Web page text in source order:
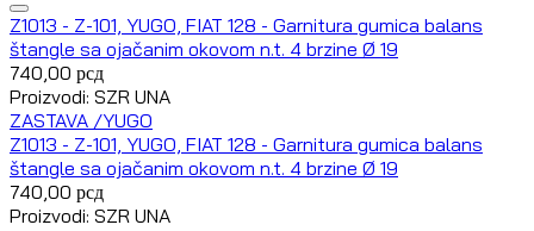
Z1013 - Z-101, YUGO, FIAT 128 - Garnitura gumica balans
štangle sa ojačanim okovom n.t. 4 brzine Ø 19
740,00 рсд
Proizvodi: SZR UNA
ZASTAVA /YUGO
Z1013 - Z-101, YUGO, FIAT 128 - Garnitura gumica balans
štangle sa ojačanim okovom n.t. 4 brzine Ø 19
740,00 рсд
Proizvodi: SZR UNA